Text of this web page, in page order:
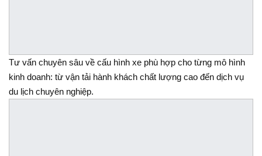
Tư vấn chuyên sâu về cấu hình xe phù hợp cho từng mô hình
kinh doanh: từ vận tải hành khách chất lượng cao đến dịch vụ
du lịch chuyên nghiệp.